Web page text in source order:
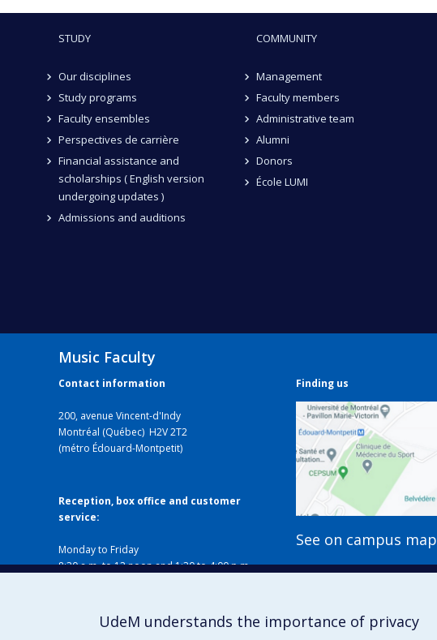
STUDY
Our disciplines
Study programs
Faculty ensembles
Perspectives de carrière
Financial assistance and
scholarships ( English version
undergoing updates )
Admissions and auditions
COMMUNITY
Management
Faculty members
Administrative team
Alumni
Donors
École LUMI
Music Faculty
Contact information
200, avenue Vincent-d'Indy
Montréal (Québec) H2V 2T2
(métro Édouard-Montpetit)
Reception, box office and customer
service:
Monday to Friday
8:30 a.m. to 12 noon and 1:30 to 4:00 p.m.
514 343-6427
musique@umontreal.ca
Finding us
See on campus map
UdeM understands the importance of privacy